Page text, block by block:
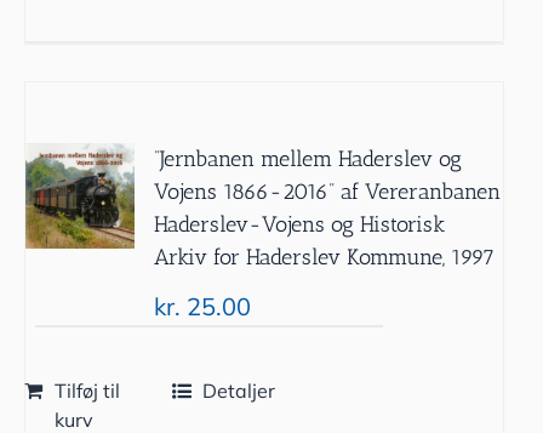
”Jernbanen mellem Haderslev og
Vojens 1866-2016” af Vereranbanen
Haderslev-Vojens og Historisk
Arkiv for Haderslev Kommune, 1997
kr. 25.00
Tilføj til
kurv
Detaljer